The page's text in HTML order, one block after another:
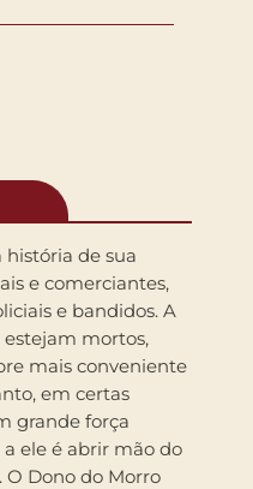
de sua
e comerciantes,
e bandidos. A
mortos,
mais conveniente
em certas
grande força
a ele é abrir mão do
Dono do Morro